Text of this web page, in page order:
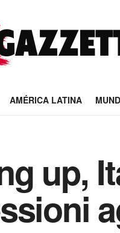
AMÉRICA LATINA
up,